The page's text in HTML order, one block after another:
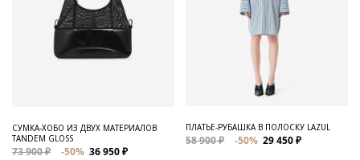
СУМКА-ХОБО ИЗ ДВУХ МАТЕРИАЛОВ
TANDEM GLOSS
73 900 ₽ -50% 36 950 ₽
ПЛАТЬЕ-РУБАШКА В ПОЛОСКУ LAZUL
58 900 ₽ -50% 29 450 ₽